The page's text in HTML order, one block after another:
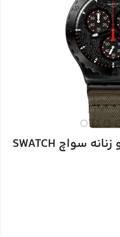
ساعت مچی مردانه و زنانه سواچ SWATCH